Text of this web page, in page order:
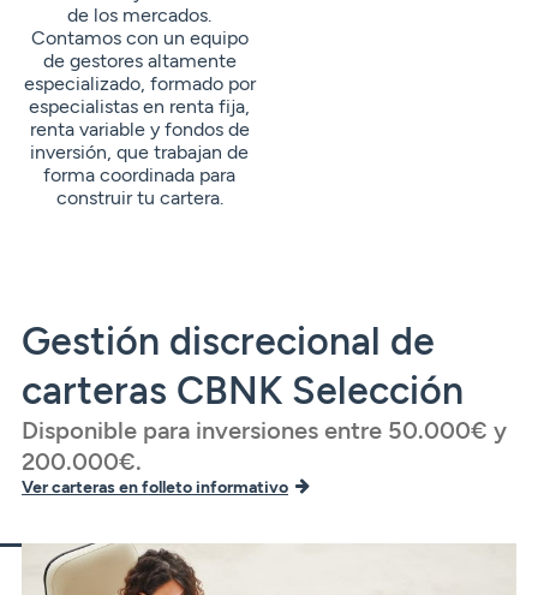
de los mercados.
Contamos con un equipo
de gestores altamente
especializado, formado por
especialistas en renta fija,
renta variable y fondos de
inversión, que trabajan de
forma coordinada para
construir tu cartera.
Gestión discrecional de
carteras CBNK Selección
Disponible para inversiones entre 50.000€ y
200.000€.
Ver carteras en folleto informativo